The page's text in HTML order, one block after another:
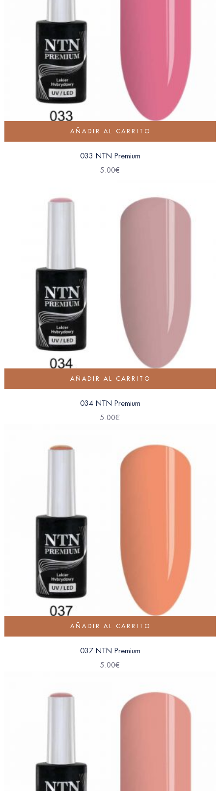
AÑADIR AL CARRITO
033 NTN Premium
5.00€
AÑADIR AL CARRITO
034 NTN Premium
5.00€
AÑADIR AL CARRITO
037 NTN Premium
5.00€